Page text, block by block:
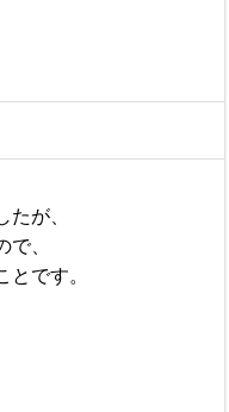
たが、
、
です。